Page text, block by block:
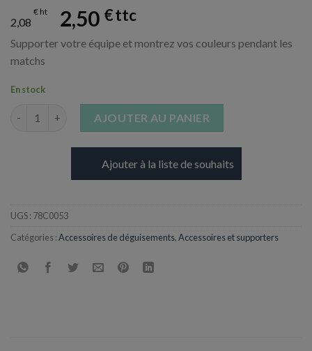
2,08
€ 2,50 €
Supporter votre équipe et montrez vos couleurs pendant les
matchs
En stock
AJOUTER AU PANIER
Ajouter à la liste de souhaits
UGS : 78C0053
Catégories :Accessoires de déguisements,Accessoires et supporters